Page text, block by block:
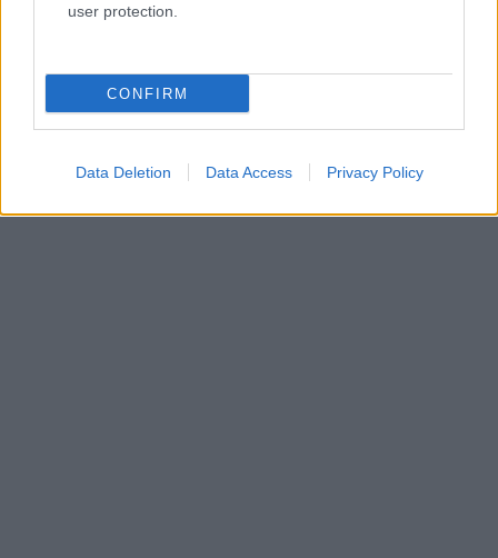
user protection.
CONFIRM
Data Deletion Data Access Privacy Policy